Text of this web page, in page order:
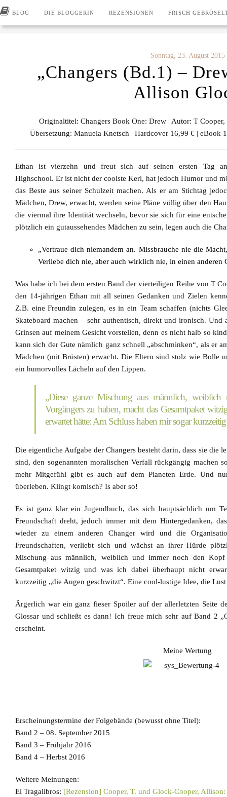
BLOG DIE BLOGGERIN REZENSIONEN FRISCH
Sonntag, 23. August 2015
„Changers (Bd.1) –
Allison
Originaltitel: Changers Book One: Drew | Autor: T
Übersetzung: Manuela Knetsch | Hardcover 16,99 € | eBook
Ethan ist vierzehn und freut sich auf seinen ersten Tag
Highschool. Er ist nicht der coolste Kerl, hat jedoch Humor und
das Beste aus seiner Schulzeit machen. Als er am Stichtag
Mädchen, Drew, erwacht, werden seine Pläne völlig über den
die viermal ihre Identität wechseln, bevor sie sich für eine
plötzlich ein gutaussehendes Mädchen zu sein, legen auch die
„Vertraue dich niemandem an. Missbrauche nie die
Verliebe dich nie, aber auch wirklich nie, in einen anderen
Was habe ich bei dem ersten Band der vierteiligen Reihe von T
den 14-jährigen Ethan mit all seinen Gedanken und Zielen
Z.B. eine Freundin zulegen, es in ein Team schaffen (nichts
Skateboard machen – sehr authentisch, direkt und ironisch. Und
Grinsen auf meinem Gesicht vorstellen, denn es nicht halb so
kann sich der Gute nämlich ganz schnell „abschminken“, als er
Mädchen (mit Brüsten) erwacht. Die Eltern sind stolz wie Bolle
ein humorvolles Lächeln auf den Lippen.
„Diese ganze Mischung aus männlich,
Vorgängers zu haben, macht das Gesamtpaket
erwartet hätte: Am Schluss haben mir sogar
Die eigentliche Aufgabe der Changers besteht darin, dass sie die
sind, den sogenannten moralischen Verfall rückgängig machen
mehr Mitgefühl gibt es auch auf dem Planeten Erde. Und
überleben. Klingt komisch? Is aber so!
Es ist ganz klar ein Jugendbuch, das sich hauptsächlich um
Freundschaft dreht, jedoch immer mit dem Hintergedanken,
wieder zu einem anderen Changer wird und die
Freundschaften, verliebt sich und wächst an ihrer Hürde
Mischung aus männlich, weiblich und immer noch den Kopf
Gesamtpaket witzig und was ich dabei überhaupt nicht
kurzzeitig „die Augen geschwitzt“. Eine cool-lustige Idee, die
Ärgerlich war ein ganz fieser Spoilerauf der allerletzten Seite
Glossar und schließt es dann! Ich freue mich sehr auf Band 2
erscheint.
Meine Wertung
Erscheinungstermine der Folgebände (bewusst ohne Titel):
Band 2 – 08. September 2015
Band 3 – Frühjahr 2016
Band 4 – Herbst 2016
Weitere Meinungen:
El Tragalibros: [Rezension] Cooper, T. und Glock-Cooper,